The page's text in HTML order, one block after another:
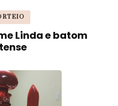
Linda e batom